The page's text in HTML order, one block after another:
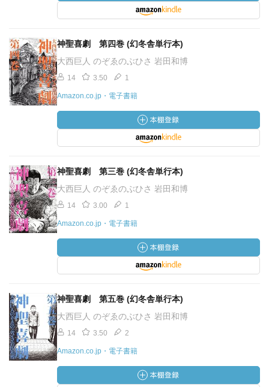
神聖喜劇 第四巻 (幻冬舎単行本)
大西巨人 のぞゑのぶひさ 岩田和博
14 3.50 1
Amazon.co.jp・電子書籍
神聖喜劇 第三巻 (幻冬舎単行本)
大西巨人 のぞゑのぶひさ 岩田和博
14 3.00 1
Amazon.co.jp・電子書籍
神聖喜劇 第五巻 (幻冬舎単行本)
大西巨人 のぞゑのぶひさ 岩田和博
14 3.50 2
Amazon.co.jp・電子書籍